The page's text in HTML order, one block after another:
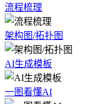
流程梳理
架构图/拓扑图
AI生成模板
一图看懂AI